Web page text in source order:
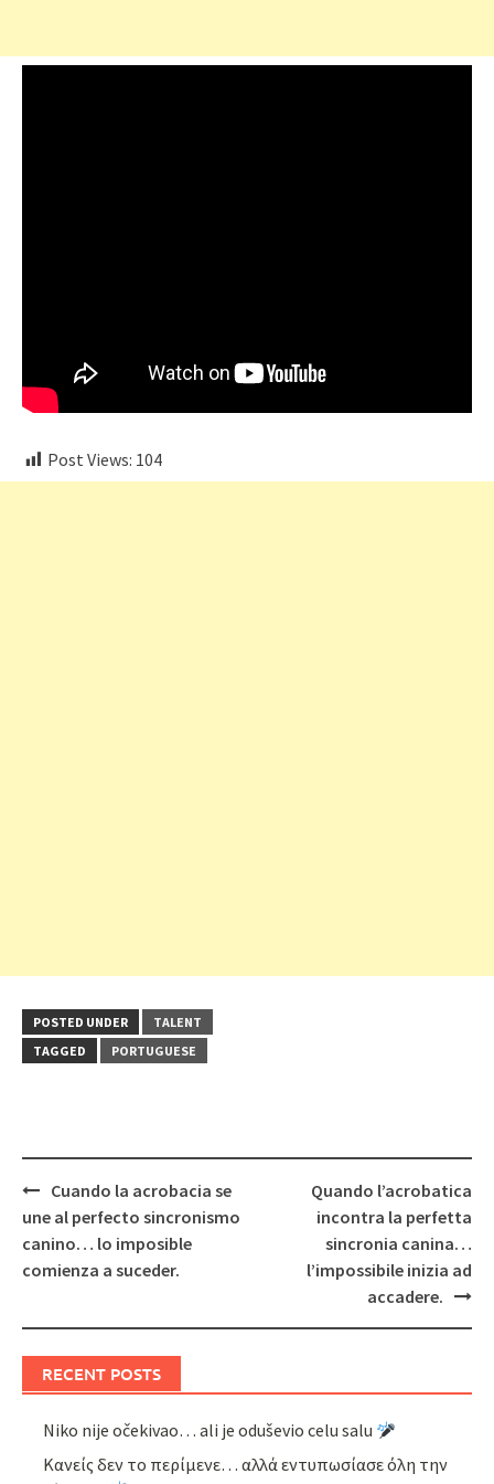
Post Views: 104
POSTED UNDER
TALENT
TAGGED
PORTUGUESE
Post
navigation
Cuando la acrobacia se
une al perfecto sincronismo
canino… lo imposible
comienza a suceder.
Quando l’acrobatica
incontra la perfetta
sincronia canina…
l’impossibile inizia ad
accadere.
RECENT POSTS
Niko nije očekivao… ali je oduševio celu salu
Κανείς δεν το περίμενε… αλλά εντυπωσίασε όλη την